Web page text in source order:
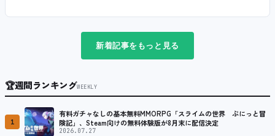
新着記事をもっと見る
🏆週間ランキングWEEKLY
1
有料ガチャなしの基本無料MMORPG「スライムの世界 ぷにっと冒
険記」、Steam向けの無料体験版が8月末に配信決定
2026.07.27